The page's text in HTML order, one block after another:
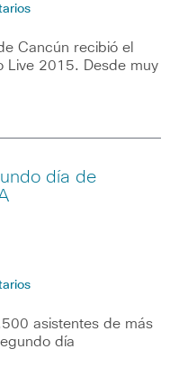
Cancún recibió el
Live 2015. Desde muy
día de
asistentes de más
día